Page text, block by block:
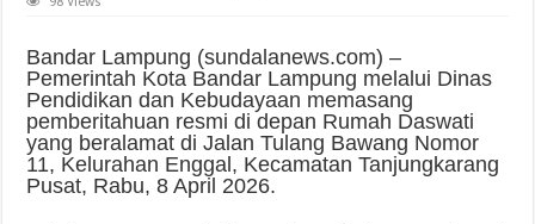
Bandar Lampung (sundalanews.com) –
Pemerintah Kota Bandar Lampung melalui Dinas
Pendidikan dan Kebudayaan memasang
pemberitahuan resmi di depan Rumah Daswati
yang beralamat di Jalan Tulang Bawang Nomor
11, Kelurahan Enggal, Kecamatan Tanjungkarang
Pusat, Rabu, 8 April 2026.